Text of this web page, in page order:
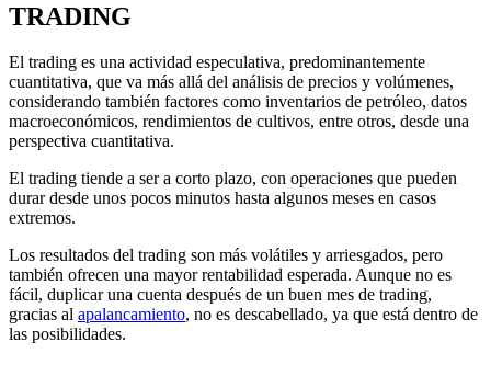
TRADING
El trading es una actividad especulativa, predominantemente
cuantitativa, que va más allá del análisis de precios y volúmenes,
considerando también factores como inventarios de petróleo, datos
macroeconómicos, rendimientos de cultivos, entre otros, desde una
perspectiva cuantitativa.
El trading tiende a ser a corto plazo, con operaciones que pueden
durar desde unos pocos minutos hasta algunos meses en casos
extremos.
Los resultados del trading son más volátiles y arriesgados, pero
también ofrecen una mayor rentabilidad esperada. Aunque no es
fácil, duplicar una cuenta después de un buen mes de trading,
gracias al apalancamiento, no es descabellado, ya que está dentro de
las posibilidades.